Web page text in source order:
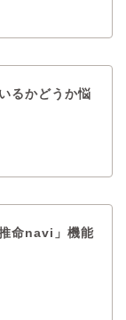
るかどうか悩
命navi」機能